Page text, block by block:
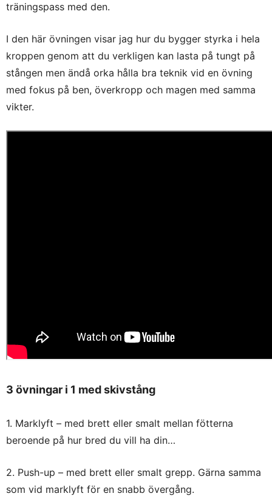
träningspass med den.
I den här övningen visar jag hur du bygger styrka i hela
kroppen genom att du verkligen kan lasta på tungt på
stången men ändå orka hålla bra teknik vid en övning
med fokus på ben, överkropp och magen med samma
vikter.
3 övningar i 1 med skivstång
1. Marklyft – med brett eller smalt mellan fötterna
beroende på hur bred du vill ha din…
2. Push-up – med brett eller smalt grepp. Gärna samma
som vid marklyft för en snabb övergång.